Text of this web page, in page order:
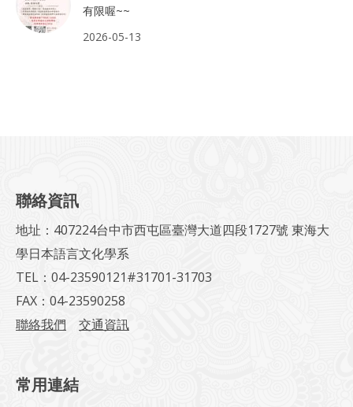
有限喔~~
2026-05-13
聯絡資訊
地址：407224台中市西屯區臺灣大道四段1727號 東海大
學日本語言文化學系
TEL：04-23590121#31701-31703
FAX：04-23590258
聯絡我們
交通資訊
常用連結